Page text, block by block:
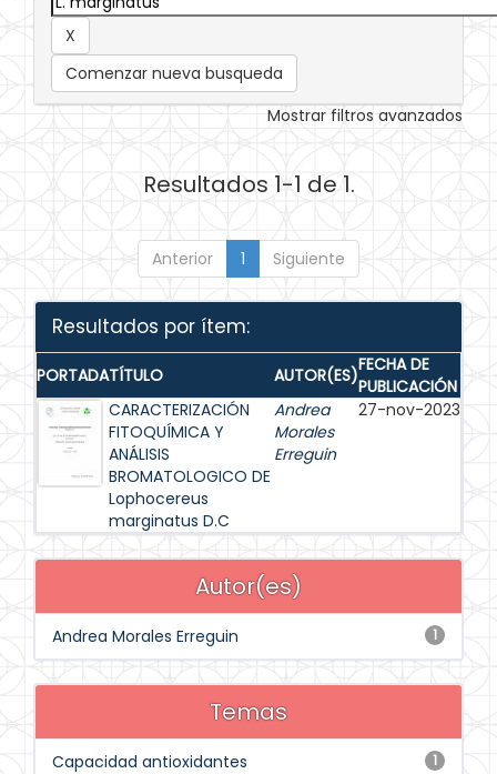
Comenzar nueva busqueda
Mostrar filtros avanzados
Resultados 1-1 de 1.
Anterior 1 Siguiente
Resultados por ítem:
PORTADATÍTULO AUTOR(ES)FECHA DE
PUBLICACIÓN
CARACTERIZACIÓN
FITOQUÍMICA Y
ANÁLISIS
BROMATOLOGICO DE
Lophocereus
marginatus D.C
Andrea
Morales
Erreguin
27-nov-2023
Autor(es)
1
Andrea Morales Erreguin
Temas
1
Capacidad antioxidantes